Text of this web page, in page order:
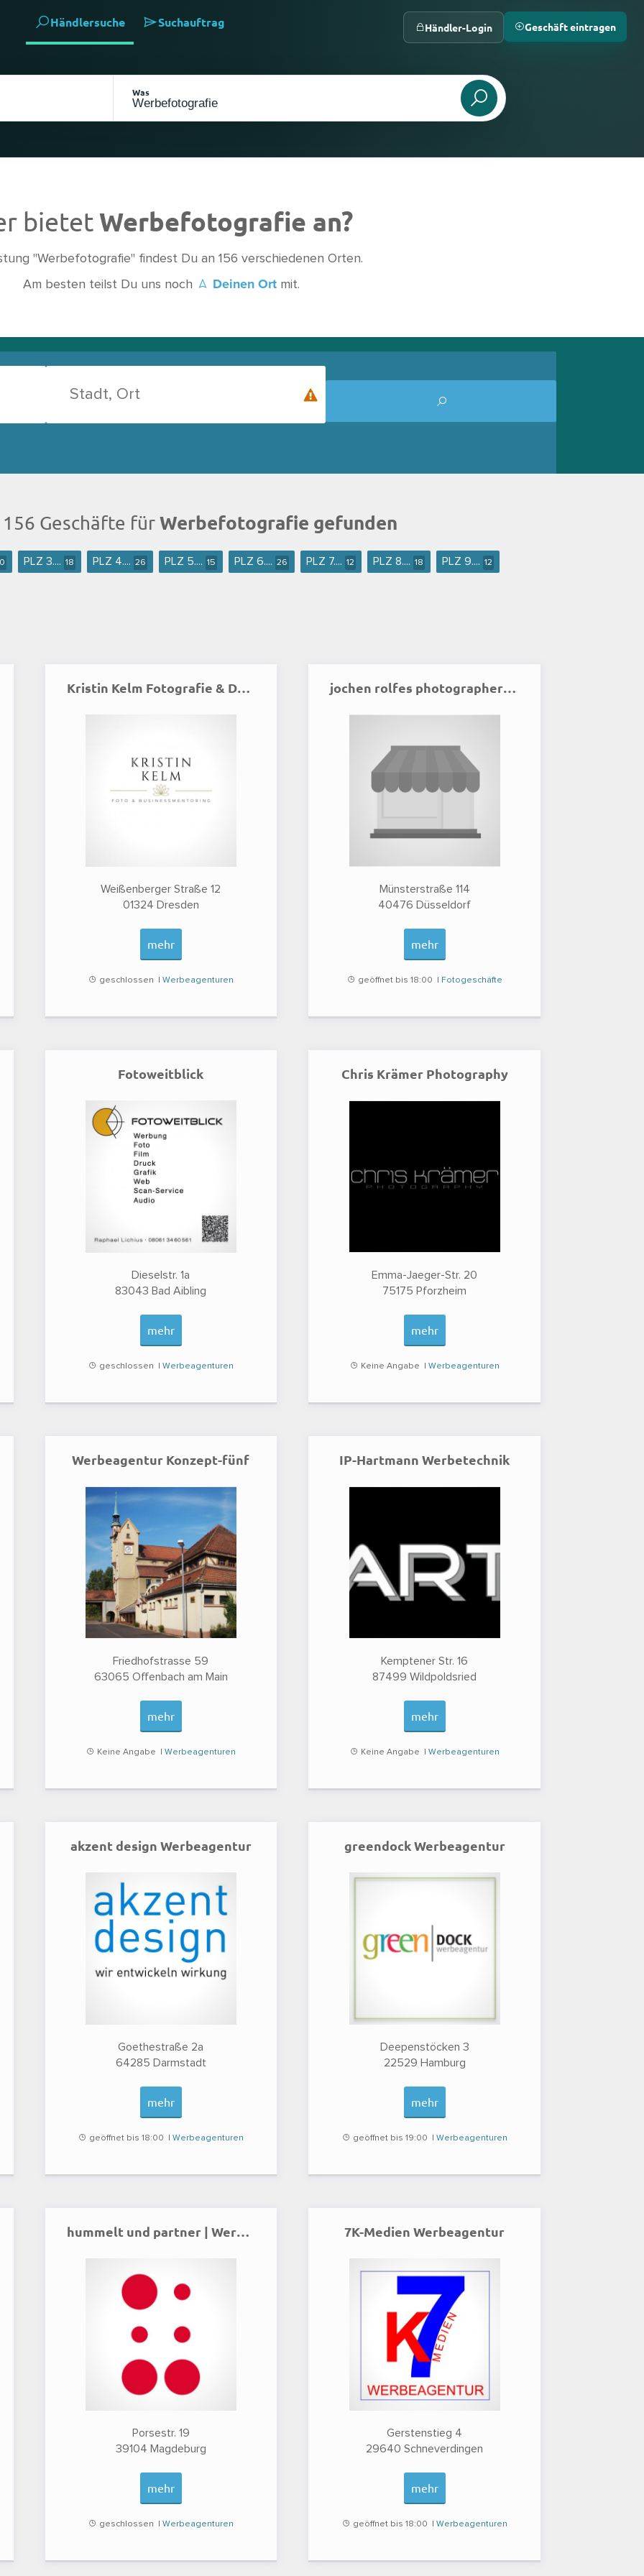
Händlersuche Suchauftrag
Was
Händler-Login Geschäft eintragen
bietetWerbefotografie an?
"Werbefotografie" findest Du an 156 verschiedenen Orten.
Am besten teilst Du uns noch
Deinen Ortmit.
Geschäfte fürWerbefotografie gefunden
PLZ 3.... 18 PLZ 4.... 26 PLZ 5.... 15 PLZ 6.... 26 PLZ 7.... 12 PLZ 8.... 18 PLZ 9.... 12
Kristin Kelm Fotografie & Design
Weißenberger Straße 12
01324 Dresden
mehr
geschlossen | Werbeagenturen
jochen rolfes photographer - Werbefotograf Düsseldorf
Münsterstraße 114
40476 Düsseldorf
mehr
geöffnet bis 18:00 | Fotogeschäfte
Fotoweitblick
Dieselstr. 1a
83043 Bad Aibling
mehr
geschlossen | Werbeagenturen
Chris Krämer Photography
Emma-Jaeger-Str. 20
75175 Pforzheim
mehr
Keine Angabe | Werbeagenturen
Werbeagentur Konzept-fünf
Friedhofstrasse 59
63065 Offenbach am Main
mehr
Keine Angabe | Werbeagenturen
IP-Hartmann Werbetechnik
Kemptener Str. 16
87499 Wildpoldsried
mehr
Keine Angabe | Werbeagenturen
akzent design Werbeagentur
Goethestraße 2a
64285 Darmstadt
mehr
geöffnet bis 18:00 | Werbeagenturen
greendock Werbeagentur
Deepenstöcken 3
22529 Hamburg
mehr
geöffnet bis 19:00 | Werbeagenturen
hummelt und partner | Werbeagentur GmbH
Porsestr. 19
39104 Magdeburg
mehr
geschlossen | Werbeagenturen
7K-Medien Werbeagentur
Gerstenstieg 4
29640 Schneverdingen
mehr
geöffnet bis 18:00 | Werbeagenturen